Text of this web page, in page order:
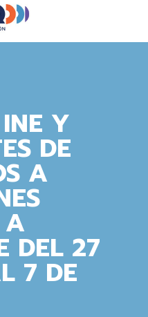
Y
DE
A
A
DEL 27
7 DE